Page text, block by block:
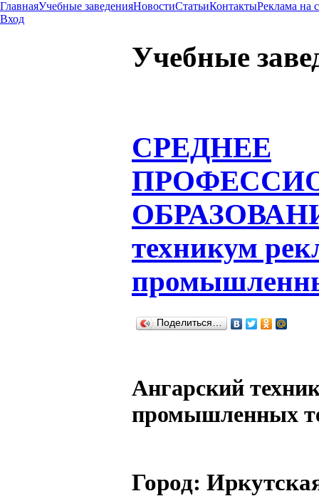
ГлавнаяУчебные заведенияНовостиСтатьиКонтактыРеклама на
Вход
Учебные
СРЕДНЕЕ
техникум
Поделиться…
Ангарский
промышленных
Город: